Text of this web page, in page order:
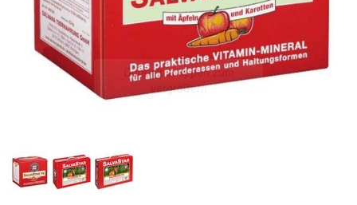
Doppelt antippen zum
vergrößern